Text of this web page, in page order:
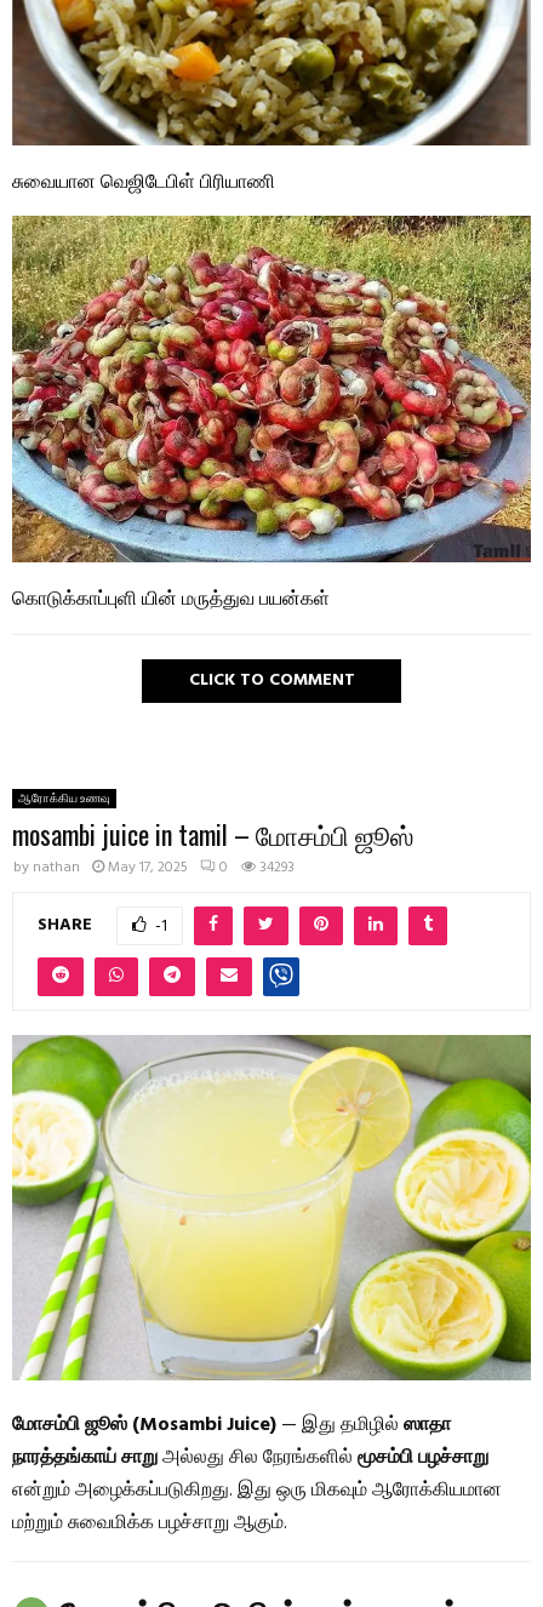
சுவையான வெஜிடேபிள் பிரியாணி
கொடுக்காப்புளி யின் மருத்துவ பயன்கள்
CLICK TO COMMENT
ஆரோக்கிய உணவு
mosambi juice in tamil – மோசம்பி ஜூஸ்
by nathan May 17, 2025 0 34293
SHARE -1
மோசம்பி ஜூஸ் (Mosambi Juice)— இது தமிழில்ஸாதா
நாரத்தங்காய் சாறுஅல்லது சில நேரங்களில்மூசம்பி பழச்சாறு
என்றும் அழைக்கப்படுகிறது. இது ஒரு மிகவும் ஆரோக்கியமான
மற்றும் சுவைமிக்க பழச்சாறு ஆகும்.